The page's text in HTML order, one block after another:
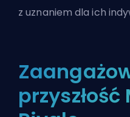
z uznaniem dla ich